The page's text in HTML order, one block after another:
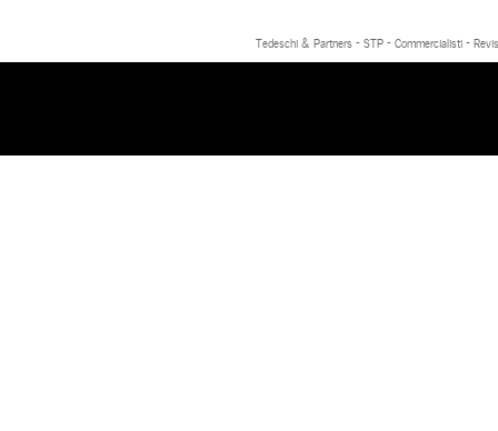
Tedeschi & Partners - STP - Commercialisti -